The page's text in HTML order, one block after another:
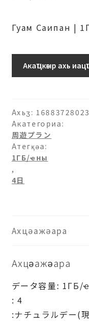
Гуам Саипан |
イ
パ
ン-1ГБ/
日-4
日
рхыԥхьаӡара
Акаҵкәыр ахь
Ахьӡ:
Акатегориа:
周遊プラン
Атегқәа:
1ГБ/ҽны
,
4日
Ахцәажәара
Ахцәажәара
データ容量: 1ГБ/
: 4
:ナチュラルデー(